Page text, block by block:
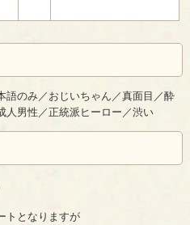
語のみ／おじいちゃん／真面目／酔
人男性／正統派ヒーロー／渋い
トとなりますが